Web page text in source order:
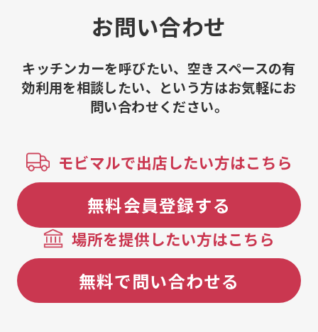
お問い合わせ
キッチンカーを呼びたい、空きスペースの有
効利用を相談したい、という方はお気軽にお
問い合わせください。
モビマルで出店したい方はこちら
無料会員登録する
場所を提供したい方はこちら
無料で問い合わせる